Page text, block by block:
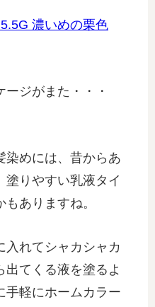
濃いめの栗色
ジがまた・・・
染めには、昔からあ
塗りやすい乳液タイ
ありますね。
入れてシャカシャカ
てくる液を塗るよ
手軽にホームカラー